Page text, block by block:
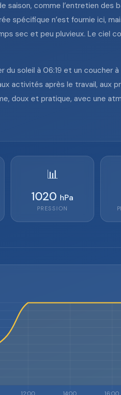
saison, comme l’entretien
spécifique n’est fournie ici,
sec et peu pluvieux. Le ciel
soleil à 06:19 et un coucher
activités après le travail, aux
doux et pratique, avec une
📊
1020 hPa
PRESSION